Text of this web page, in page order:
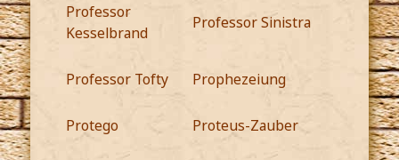
Professor
Kesselbrand
Professor Sinistra
Professor Tofty Prophezeiung
Protego Proteus-Zauber